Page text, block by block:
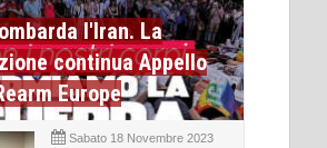
l'Iran. La
continua Appello
Europe
Sabato 18 Novembre 2023